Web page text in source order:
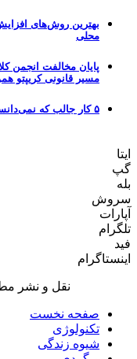
بهترین روش‌های
محلی
مسیر قانونی کریپتو
۵ کار جالب که نمی‌دانستید روتر وای فای شما می‌تواند انجام دهد
ایتا
گپ
بله
سروش
آپارات
تلگرام
فید
اینستاگرام
نقل و نشر
صفحه نخست
تکنولوژی
شیوه زندگی